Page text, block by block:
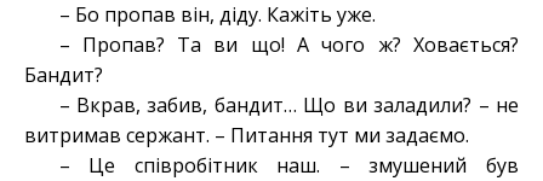
– Бо пропав він, діду. Кажіть уже.
– Пропав? Та ви що! А чого ж? Ховається?
Бандит?
– Вкрав, забив, бандит… Що ви заладили? – не
витримав сержант. – Питання тут ми задаємо.
– Це співробітник наш. – змушений був